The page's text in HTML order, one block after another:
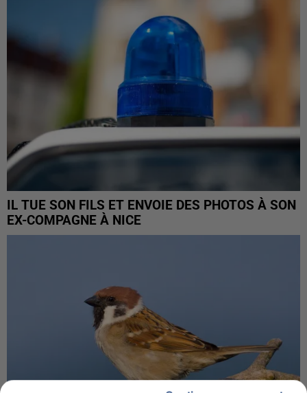
IL TUE SON FILS ET ENVOIE DES PHOTOS À SON
EX-COMPAGNE À NICE